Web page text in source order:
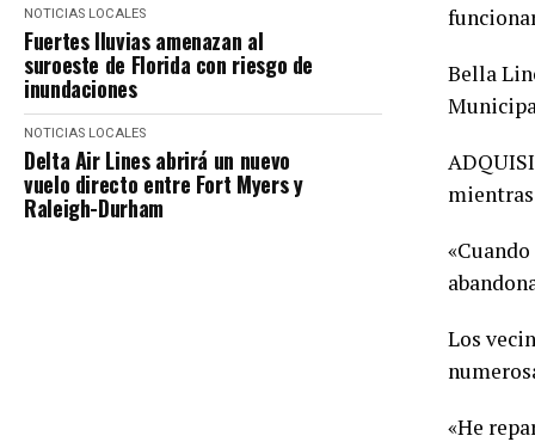
NOTICIAS LOCALES
Fuertes lluvias amenazan al
suroeste de Florida con riesgo de
inundaciones
NOTICIAS LOCALES
Delta Air Lines abrirá un nuevo
vuelo directo entre Fort Myers y
Raleigh-Durham
Bella
Los
«He